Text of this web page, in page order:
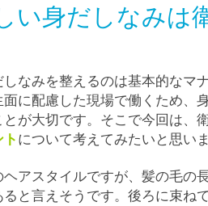
い身だしなみは
なみを整えるのは基本的なマ
に配慮した現場で働くため、
が大切です。そこで今回は、
について考えてみたいと思い
アスタイルですが、髪の毛の
ると言えそうです。後ろに束ね